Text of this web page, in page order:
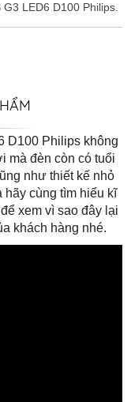
LED6 D100 Philips.
D100 Philips không
mà đèn còn có tuổi
như thiết kế nhỏ
hãy cùng tìm hiểu kĩ
xem vì sao đây lại
khách hàng nhé.